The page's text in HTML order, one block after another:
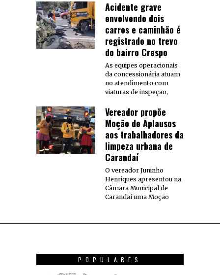
Acidente grave
envolvendo dois
carros e caminhão é
registrado no trevo
do bairro Crespo
As equipes operacionais
da concessionária atuam
no atendimento com
viaturas de inspeção,
Vereador propõe
Moção de Aplausos
aos trabalhadores da
limpeza urbana de
Carandaí
O vereador Juninho
Henriques apresentou na
Câmara Municipal de
Carandaí uma Moção
POPULARES